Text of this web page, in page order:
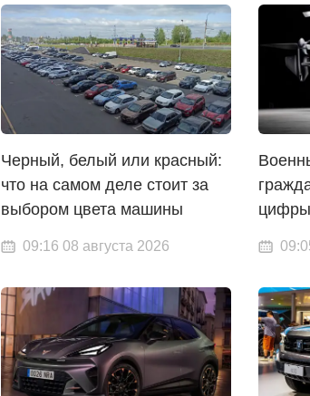
Черный, белый или красный:
что на самом деле стоит за
выбором цвета машины
09:16 08 августа 2026
цифры